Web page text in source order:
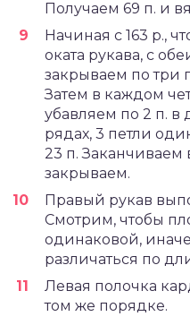
Получаем 69 п. и
Начиная с 163 р.,
оката рукава, с
закрываем по три
Затем в каждом
убавляем по 2 п. в
рядах, 3 петли
23 п. Заканчиваем
закрываем.
Правый рукав
Смотрим, чтобы
одинаковой,
различаться по
Левая полочка
том же порядке.